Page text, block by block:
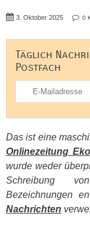
3. Oktober 2025 0
Täglich
Postfach
Das ist eine
Onlinezeitung
wurde weder
Schreibung
Bezeichnungen
Nachrichten